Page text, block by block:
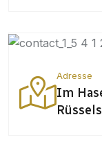
Adresse
Im